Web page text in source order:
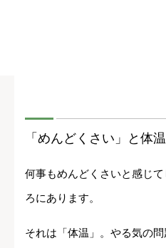
「めんどくさい」と体
何事もめんどくさいと感じ
ろにあります。
それは「体温」。やる気の